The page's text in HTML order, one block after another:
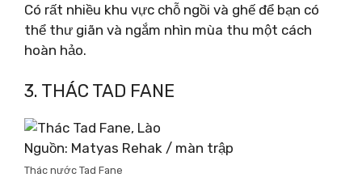
Có rất nhiều khu vực chỗ ngồi và ghế để bạn có
thể thư giãn và ngắm nhìn mùa thu một cách
hoàn hảo.
3. THÁC TAD FANE
Nguồn: Matyas Rehak / màn trập
Thác nước Tad Fane